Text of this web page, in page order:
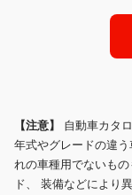
【注意】 自動車カタ
年式やグレードの違
れの車種用でないも
ド、 装備などにより